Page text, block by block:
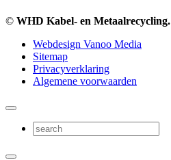
© WHD Kabel- en Metaalrecycling.
Webdesign Vanoo Media
Sitemap
Privacyverklaring
Algemene voorwaarden